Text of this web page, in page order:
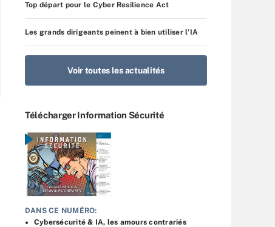
Top départ pour le Cyber Resilience Act
Les grands dirigeants peinent à bien utiliser l’IA
Voir toutes les actualités
Télécharger Information Sécurité
DANS CE NUMÉRO:
Cybersécurité & IA, les amours contrariés